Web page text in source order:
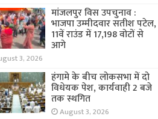
मांजलपुर विस उपचुनाव :
भाजपा उम्मीदवार सतीश पटेल,
11वें राउंड में 17,198 वोटों से
आगे
3, 2026
हंगामे के बीच लोकसभा में दो
विधेयक पेश, कार्यवाही 2 बजे
तक स्थगित
August 3, 2026